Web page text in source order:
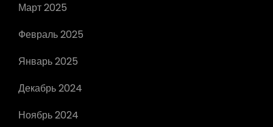
Март 2025
Февраль 2025
Январь 2025
Декабрь 2024
Ноябрь 2024